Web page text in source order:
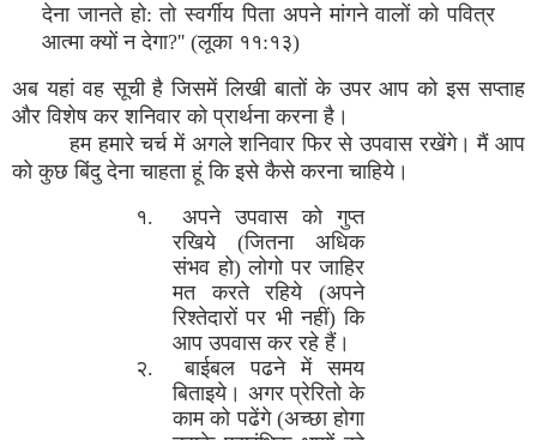
देना जानते हो: तो स्वर्गीय पिता अपने मांगने वालों को पवित्र
आत्मा क्यों न देगा?'' (लूका ११:१३)
अब यहां वह सूची है जिसमें लिखी बातों के उपर आप को इस सप्ताह
और विशेष कर शनिवार को प्रार्थना करना है।
हम हमारे चर्च में अगले शनिवार फिर से उपवास रखेंगे। मैं आप
को कुछ बिंदु देना चाहता हूं कि इसे कैसे करना चाहिये।
१. अपने उपवास को गुप्त
रखिये (जितना अधिक
संभव हो) लोगो पर जाहिर
मत करते रहिये (अपने
रिश्तेदारों पर भी नहीं) कि
आप उपवास कर रहे हैं।
२. बाईबल पढने में समय
बिताइये। अगर प्रेरितो के
काम को पढेंगे (अच्छा होगा